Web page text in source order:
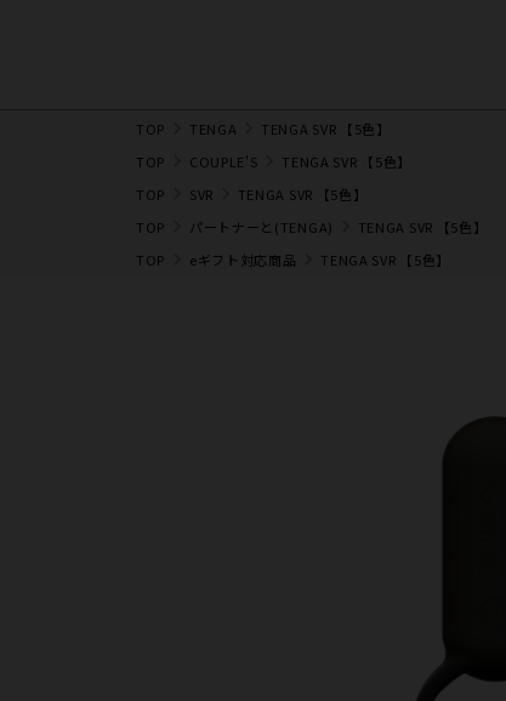
TOP TENGA
TENGA SVR 【5色】
TOP
COUPLE'S
TENGA SVR 【5色】
TOP
SVR
TENGA SVR 【5色】
TOP
パートナーと(TENGA)
TENGA SVR 【5色】
TOP
eギフト対応商品 TENGA SVR 【5色】